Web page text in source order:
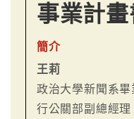
事業計
簡介
王莉
政治大學新聞系
行公關部副總經